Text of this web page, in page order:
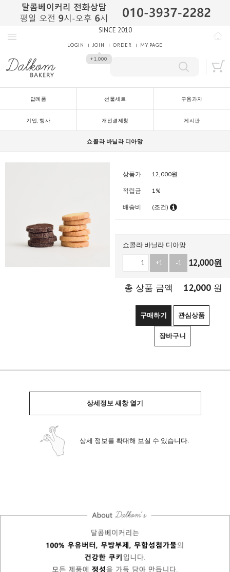
SINCE 2010
LOGIN JOIN
+1,000
ORDER MY PAGE
답례품 선물세트 구움과자
기업, 행사 개인결제창 게시판
쇼콜라 바닐라 디아망
상품가 12,000원
적립금 1%
배송비 (조건)
쇼콜라 바닐라 디아망
+1 -1 12,000원
총 상품 금액 12,000 원
구매하기 관심상품
장바구니
상세정보 새창 열기
상세 정보를 확대해 보실 수 있습니다.